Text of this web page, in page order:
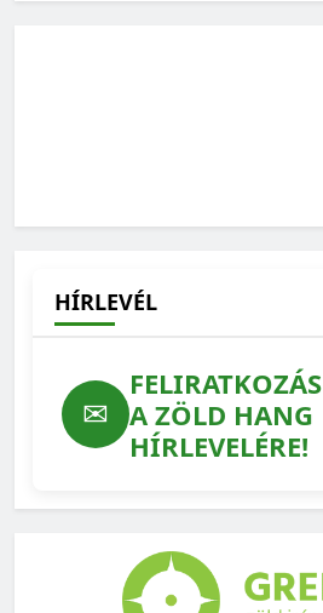
HÍRLEVÉL
✉
FELIRATKOZÁS
A ZÖLD HANG
HÍRLEVELÉRE!